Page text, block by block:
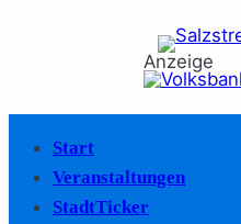
Anzeige
Start
Veranstaltungen
StadtTicker